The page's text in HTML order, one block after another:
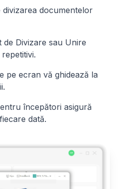
documentelor
Divizare sau Unire
pe ecran vă ghidează la
începători asigură
dată.